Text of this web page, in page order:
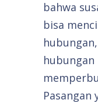
bahwa
bisa